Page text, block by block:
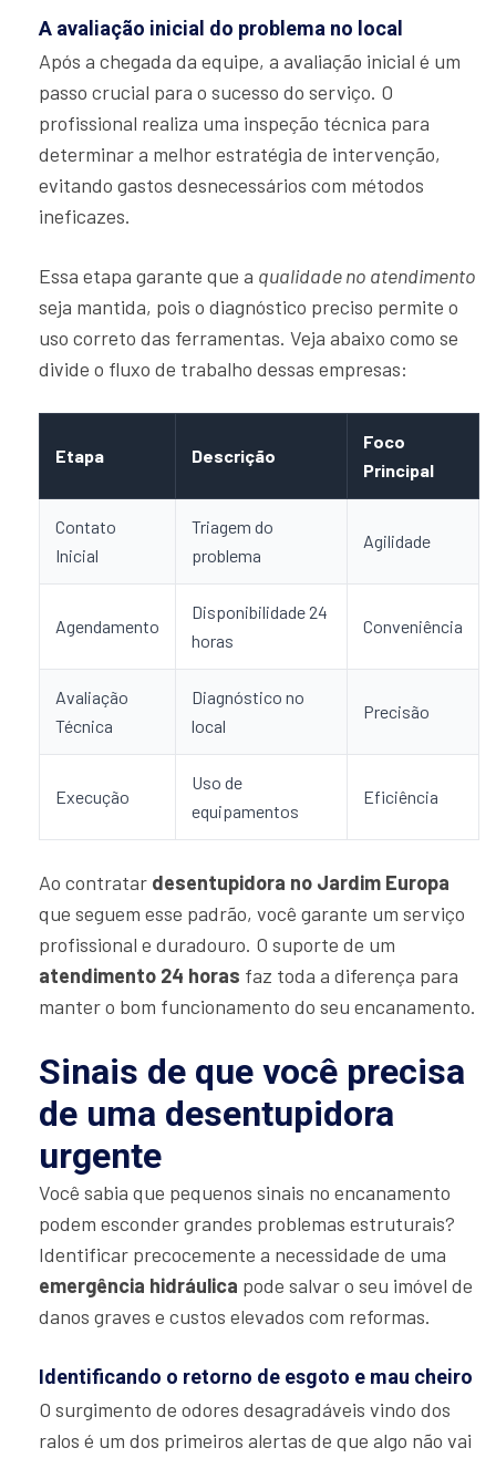
A avaliação inicial do problema no local
Após a chegada da equipe, a avaliação inicial é um
passo crucial para o sucesso do serviço. O
profissional realiza uma inspeção técnica para
determinar a melhor estratégia de intervenção,
evitando gastos desnecessários com métodos
ineficazes.
Essa etapa garante que a qualidade no atendimento
seja mantida, pois o diagnóstico preciso permite o
uso correto das ferramentas. Veja abaixo como se
divide o fluxo de trabalho dessas empresas:
Etapa Descrição
Foco
Principal
Contato
Inicial
Triagem do
problema
Agilidade
Agendamento
Disponibilidade 24
horas
Conveniência
Avaliação
Técnica
Diagnóstico no
local
Precisão
Execução
Uso de
equipamentos
Eficiência
Ao contratar desentupidora no Jardim Europa
que seguem esse padrão, você garante um serviço
profissional e duradouro. O suporte de um
atendimento 24 horas faz toda a diferença para
manter o bom funcionamento do seu encanamento.
Sinais de que você precisa
de uma desentupidora
urgente
Você sabia que pequenos sinais no encanamento
podem esconder grandes problemas estruturais?
Identificar precocemente a necessidade de uma
emergência hidráulica pode salvar o seu imóvel de
danos graves e custos elevados com reformas.
Identificando o retorno de esgoto e mau cheiro
O surgimento de odores desagradáveis vindo dos
ralos é um dos primeiros alertas de que algo não vai